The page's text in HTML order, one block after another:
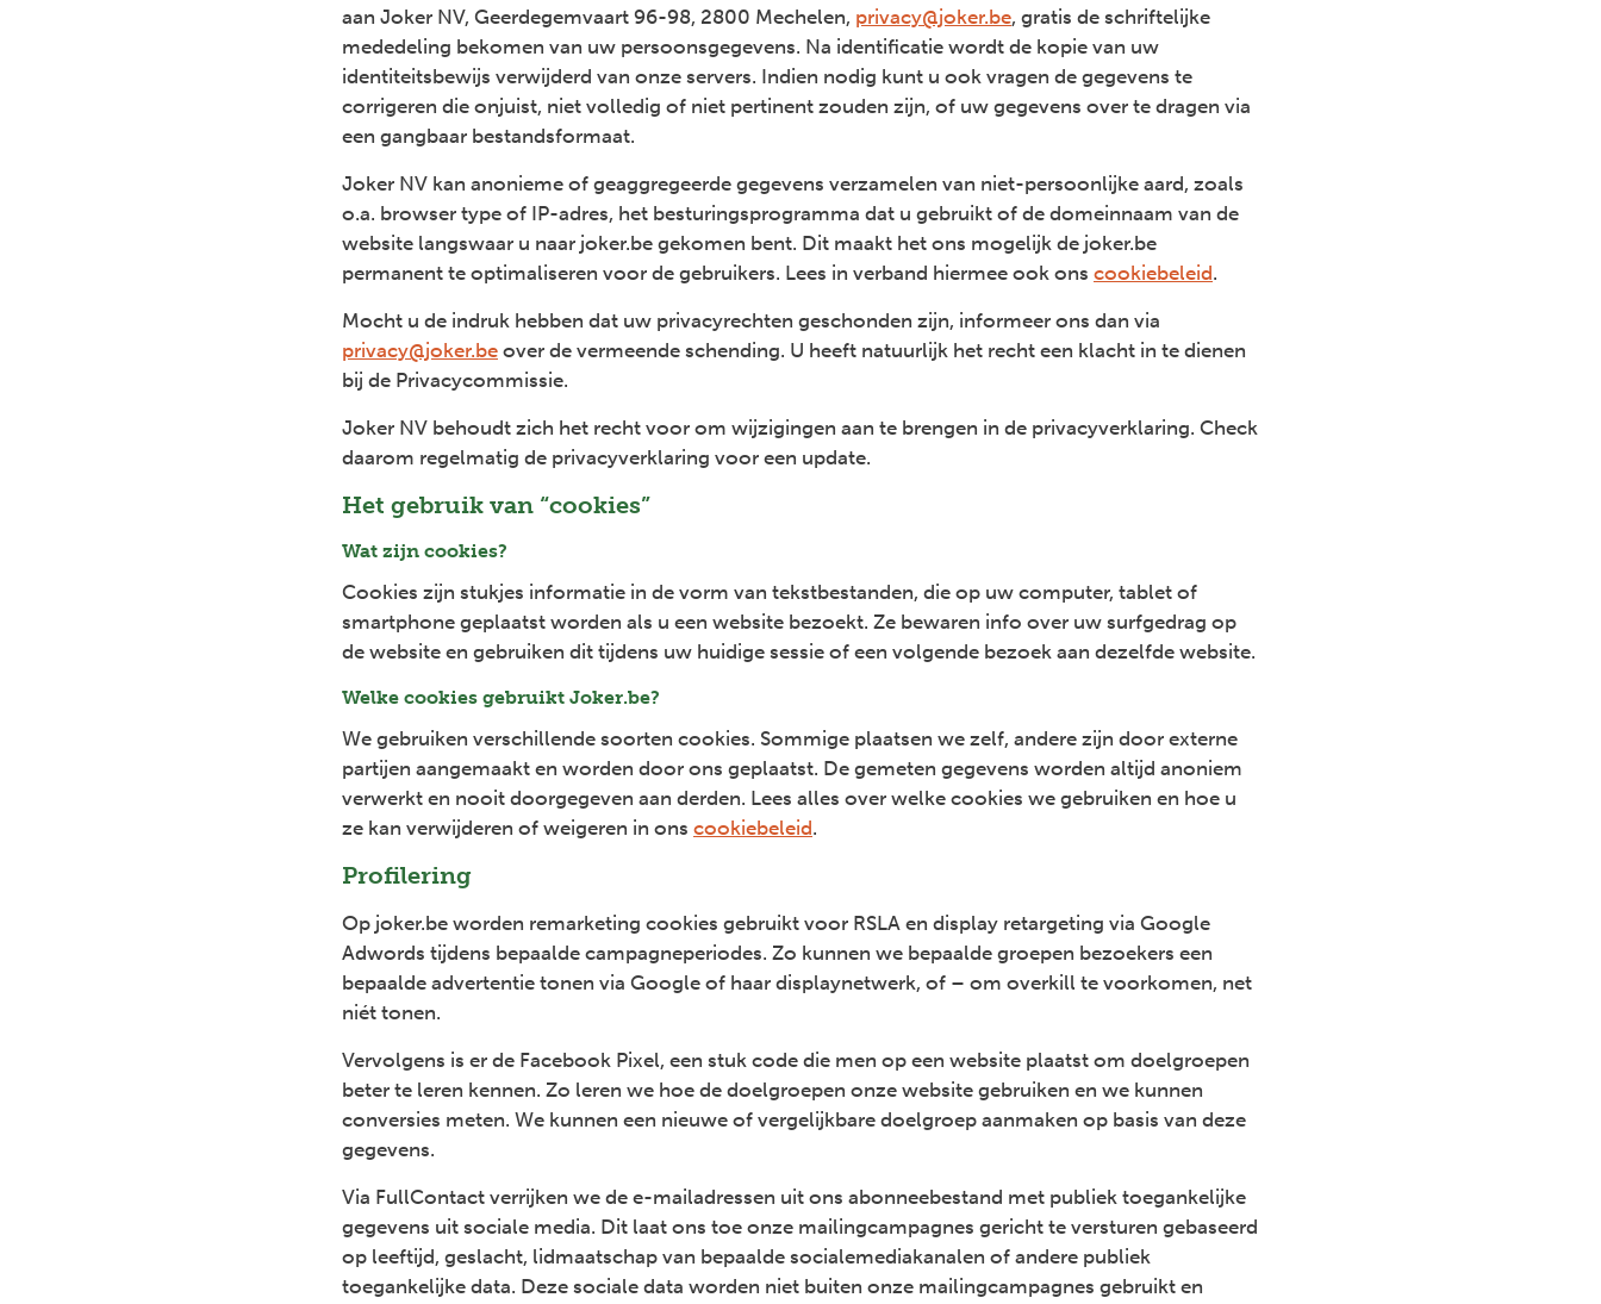
aan Joker NV, Geerdegemvaart 96-98, 2800 Mechelen, privacy@joker.be, gratis de schriftelijke
mededeling bekomen van uw persoonsgegevens. Na identificatie wordt de kopie van uw
identiteitsbewijs verwijderd van onze servers. Indien nodig kunt u ook vragen de gegevens te
corrigeren die onjuist, niet volledig of niet pertinent zouden zijn, of uw gegevens over te dragen via
een gangbaar bestandsformaat.
Joker NV kan anonieme of geaggregeerde gegevens verzamelen van niet-persoonlijke aard, zoals
o.a. browser type of IP-adres, het besturingsprogramma dat u gebruikt of de domeinnaam van de
website langswaar u naar joker.be gekomen bent. Dit maakt het ons mogelijk de joker.be
permanent te optimaliseren voor de gebruikers. Lees in verband hiermee ook ons cookiebeleid.
Mocht u de indruk hebben dat uw privacyrechten geschonden zijn, informeer ons dan via
privacy@joker.be over de vermeende schending. U heeft natuurlijk het recht een klacht in te dienen
bij de Privacycommissie.
Joker NV behoudt zich het recht voor om wijzigingen aan te brengen in de privacyverklaring. Check
daarom regelmatig de privacyverklaring voor een update.
Het gebruik van “cookies”
Wat zijn cookies?
Cookies zijn stukjes informatie in de vorm van tekstbestanden, die op uw computer, tablet of
smartphone geplaatst worden als u een website bezoekt. Ze bewaren info over uw surfgedrag op
de website en gebruiken dit tijdens uw huidige sessie of een volgende bezoek aan dezelfde website.
Welke cookies gebruikt Joker.be?
We gebruiken verschillende soorten cookies. Sommige plaatsen we zelf, andere zijn door externe
partijen aangemaakt en worden door ons geplaatst. De gemeten gegevens worden altijd anoniem
verwerkt en nooit doorgegeven aan derden. Lees alles over welke cookies we gebruiken en hoe u
ze kan verwijderen of weigeren in ons cookiebeleid.
Profilering
Op joker.be worden remarketing cookies gebruikt voor RSLA en display retargeting via Google
Adwords tijdens bepaalde campagneperiodes. Zo kunnen we bepaalde groepen bezoekers een
bepaalde advertentie tonen via Google of haar displaynetwerk, of – om overkill te voorkomen, net
niét tonen.
Vervolgens is er de Facebook Pixel, een stuk code die men op een website plaatst om doelgroepen
beter te leren kennen. Zo leren we hoe de doelgroepen onze website gebruiken en we kunnen
conversies meten. We kunnen een nieuwe of vergelijkbare doelgroep aanmaken op basis van deze
gegevens.
Via FullContact verrijken we de e-mailadressen uit ons abonneebestand met publiek toegankelijke
gegevens uit sociale media. Dit laat ons toe onze mailingcampagnes gericht te versturen gebaseerd
op leeftijd, geslacht, lidmaatschap van bepaalde socialemediakanalen of andere publiek
toegankelijke data. Deze sociale data worden niet buiten onze mailingcampagnes gebruikt en